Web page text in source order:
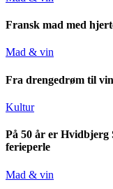
Fransk mad med
Mad & vin
Fra drengedrøm til
Kultur
På 50 år er
ferieperle
Mad & vin